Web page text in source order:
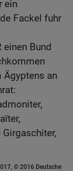
ein
Fackel fuhr
einen Bund
Ägyptens an
© 2016 Deutsche